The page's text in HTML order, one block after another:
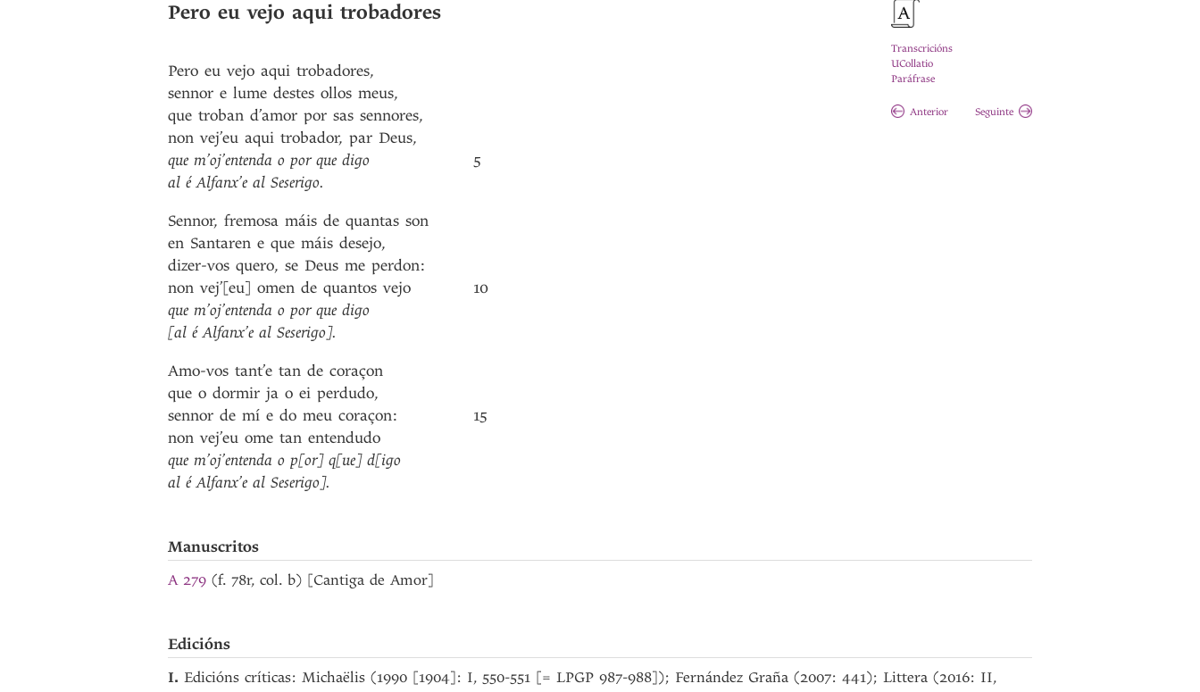
Transcricións
UCollatio
Paráfrase
Anterior Seguinte
Pero eu vejo aqui trobadores
Pero eu vejo aqui trobadores,
sennor e lume destes ollos meus,
que troban d’amor por sas sennores,
non vej’eu aqui trobador, par Deus,
que m’oj’entenda o por que digo
al é Alfanx’e al Seserigo.
Sennor, fremosa máis de quantas son
en Santaren e que máis desejo,
dizer-vos quero, se Deus me perdon:
non vej’[eu] omen de quantos vejo
que m’oj’entenda o por que digo
[al é Alfanx’e al Seserigo].
Amo-vos tant’e tan de coraçon
que o dormir ja o ei perdudo,
sennor de mí e do meu coraçon:
non vej’eu ome tan entendudo
que m’oj’entenda o p[or] q[ue] d[igo
al é Alfanx’e al Seserigo].
5
10
15
Manuscritos
A 279 (f. 78r, col. b) [Cantiga de Amor]
Edicións
I. Edicións críticas: Michaëlis (1990 [1904]: I, 550-551 [= LPGP 987-988]); Fernández Graña (2007: 441); Littera (2016: II,